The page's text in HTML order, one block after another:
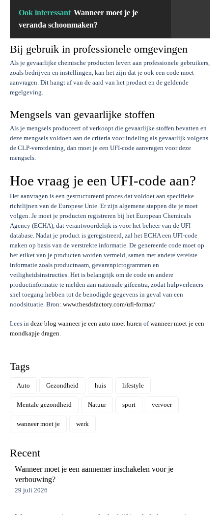
Ook interessant Wanneer moet je je
veranda schoonmaken?
Bij gebruik in professionele omgevingen
Als je gevaarlijke chemische producten levert aan professionele gebruikers,
zoals bedrijven en instellingen, kan het zijn dat je ook een code moet
aanvragen. Dit hangt af van de aard van het product en de geldende
regelgeving.
Mengsels van gevaarlijke stoffen
Als je mengsels produceert of verkoopt die gevaarlijke stoffen bevatten en
deze mengsels voldoen aan de criteria voor indeling als gevaarlijk volgens
de CLP-verordening, dan moet je een UFI-code aanvragen voor deze
mengsels.
Hoe vraag je een UFI-code aan?
Het aanvragen is een gestructureerd proces dat voldoet aan specifieke
richtlijnen van de Europese Unie. Er zijn algemene stappen die je moet
volgen. Je moet je producten registreren bij het European Chemicals
Agency (ECHA), dat verantwoordelijk is voor het beheer van de UFI-
database. Nadat je product is geregistreerd, zal het ECHA een UFI-code
maken op basis van de verstrekte informatie. De genereerde code moet op
het etiket van je producten worden vermeld, samen met andere vereiste
informatie zoals productnaam, gevarenpictogrammen en
veiligheidsinstructies. Het is belangrijk om de code en andere
productinformatie te melden aan nationale gifcentra, zodat hulpverleners
snel toegang hebben tot de benodigde gegevens in geval van een
noodsituatie. Bron: www.thesdsfactory.com/ufi-format/
Lees in deze blog wanneer je een auto moet huren ofwanneer moet je een
mondkapje dragen.
Tags
Auto Gezondheid huis lifestyle
Mentale gezondheid Natuur sport vervoer
wanneer moet je werk
Recent
Wanneer moet je een aannemer inschakelen voor je
verbouwing?
29 juli 2026